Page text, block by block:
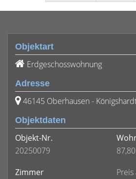
Objektart
Erdgeschosswohnung
Adresse
46145 Oberhausen -
Objektdaten
Objekt-Nr.
20250079
Zimmer